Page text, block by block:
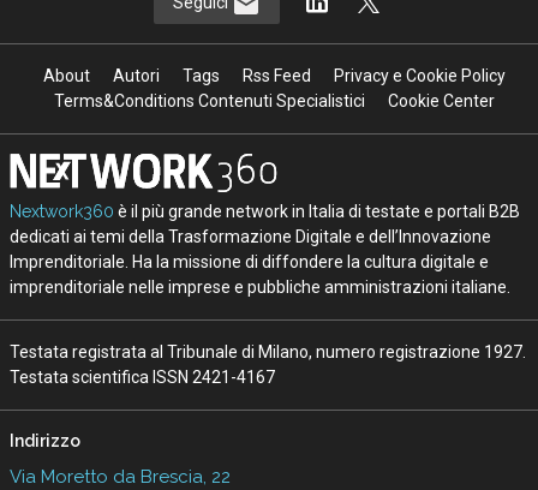
About Autori Tags Rss Feed
Privacy e Cookie Policy
Terms&Conditions Contenuti Specialistici
Cookie Center
Nextwork360 è il più grande network in Italia di testate e portali B2B
dedicati ai temi della Trasformazione Digitale e dell’Innovazione
Imprenditoriale. Ha la missione di diffondere la cultura digitale e
imprenditoriale nelle imprese e pubbliche amministrazioni italiane.
Testata registrata al Tribunale di Milano, numero registrazione 1927.
Testata scientifica ISSN 2421-4167
Indirizzo
Via Moretto da Brescia, 22